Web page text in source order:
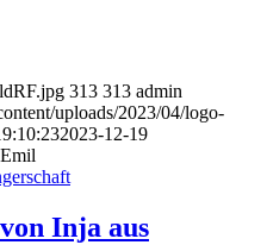
313 313 admin
uploads/2023/04/logo-
2023-12-19
Inja aus